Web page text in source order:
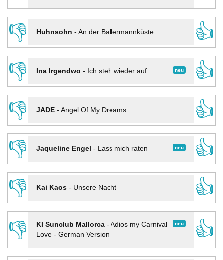
👎
Huhnsohn - An der Ballermannküste
👍
👎
neu
Ina Irgendwo - Ich steh wieder auf
👍
👎
JADE- Angel Of My Dreams
👍
👎
neu
Jaqueline Engel - Lass mich raten
👍
👎
Kai Kaos- Unsere Nacht
👍
👎
neu
KI Sunclub Mallorca- Adios my Carnival
Love - German Version
👍